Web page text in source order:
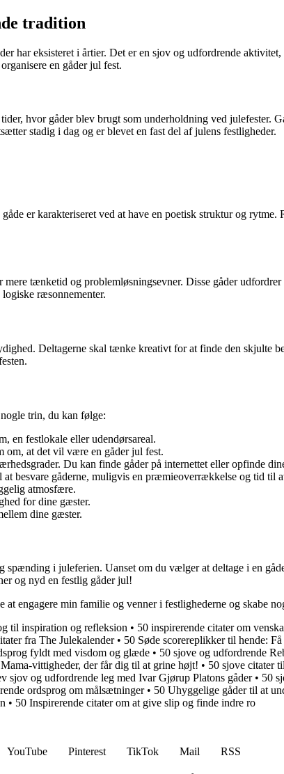
tradition
har eksisteret i årtier. Det er en sjov og udfordrende
en gåder jul fest.
hvor gåder blev brugt som underholdning ved julefester.
stadig i dag og er blevet en fast del af julens festligheder.
er karakteriseret ved at have en poetisk struktur og
tænketid og problemløsningsevner. Disse gåder
ræsonnementer.
Deltagerne skal tænke kreativt for at finde den skjulte
trin, du kan følge:
en festlokale eller udendørsareal.
om, at det vil være en gåder jul fest.
Du kan finde gåder på internettet eller opfinde
besvare gåderne, muligvis en præmieoverrækkelse og tid til
atmosfære.
for dine gæster.
dine gæster.
spænding i juleferien. Uanset om du vælger at deltage i en
og nyd en festlig gåder jul!
at engagere min familie og venner i festlighederne og skabe
til inspiration og refleksion • 50 inspirerende citater om
fra The Julekalender• 50 Søde scorereplikker til hende:
fyldt med visdom og glæde • 50 sjove og udfordrende
vittigheder, der får dig til at grine højt! • 50 sjove citater
sjov og udfordrende leg med Ivar Gjørup Platons gåder• 50
ordsprog om målsætninger• 50 Uhyggelige gåder til at
• 50 Inspirerende citater om at give slip og finde indre ro
YouTube Pinterest TikTok Mail
RSS